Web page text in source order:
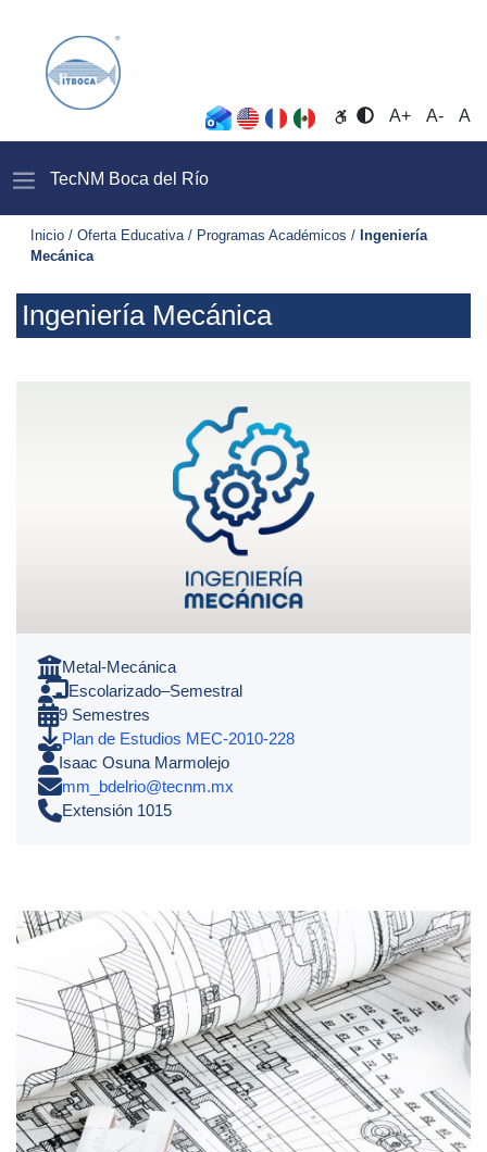
Opciones de
A+ A- A
TecNM Boca del Rí­o
Inicio / Oferta Educativa / Programas Académicos / Ingeniería
Mecánica
Ingeniería Mecánica
Metal-Mecánica
Escolarizado–Semestral
9 Semestres
Plan de Estudios MEC-2010-228
Isaac Osuna Marmolejo
mm_bdelrio@tecnm.mx
Extensión 1015